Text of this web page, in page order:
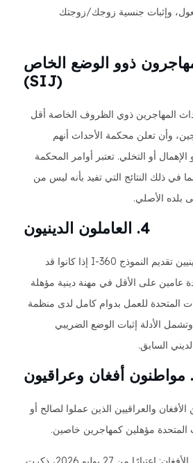
وإثبات جنسية زوجك/زوجتك
ذوو الوضع الخاص
ذوي الظروف الخاصة أقل
وأن تعلن محكمة الأحداث أنهم
أو التخلي. تعتبر أوامر المحكمة
ذلك النتائج التي تفيد بأنه ليس من
الأصلي.
يجوز لبعض العاملين الدينيين تقديم النموذج I-360 إذا كانوا قد
على الأقل في مهنة دينية مؤهلة
المتحدة للعمل بدوام كامل لدى منظمة
الأدلة إثبات الوضع الضريبي
السابق.
والعراقيين الذين عملوا لصالح أو
مؤهلين كمهاجرين خاصين.